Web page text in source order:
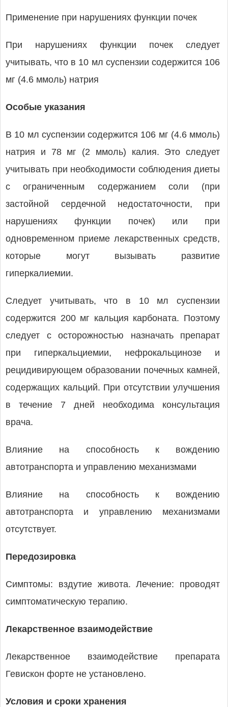
Применение при нарушениях функции почек
При нарушениях функции почек следует
учитывать, что в 10 мл суспензии содержится 106
мг (4.6 ммоль) натрия
Особые указания
В 10 мл суспензии содержится 106 мг (4.6 ммоль)
натрия и 78 мг (2 ммоль) калия. Это следует
учитывать при необходимости соблюдения диеты
с ограниченным содержанием соли (при
застойной сердечной недостаточности, при
нарушениях функции почек) или при
одновременном приеме лекарственных средств,
которые могут вызывать развитие
гиперкалиемии.
Следует учитывать, что в 10 мл суспензии
содержится 200 мг кальция карбоната. Поэтому
следует с осторожностью назначать препарат
при гиперкальциемии, нефрокальцинозе и
рецидивирующем образовании почечных камней,
содержащих кальций. При отсутствии улучшения
в течение 7 дней необходима консультация
врача.
Влияние на способность к вождению
автотранспорта и управлению механизмами
Влияние на способность к вождению
автотранспорта и управлению механизмами
отсутствует.
Передозировка
Симптомы: вздутие живота. Лечение: проводят
симптоматическую терапию.
Лекарственное взаимодействие
Лекарственное взаимодействие препарата
Гевискон форте не установлено.
Условия и сроки хранения